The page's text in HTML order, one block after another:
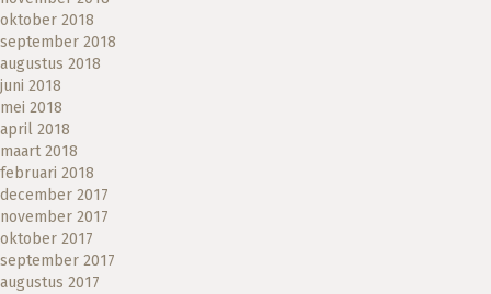
oktober 2018
september 2018
augustus 2018
juni 2018
mei 2018
april 2018
maart 2018
februari 2018
december 2017
november 2017
oktober 2017
september 2017
augustus 2017